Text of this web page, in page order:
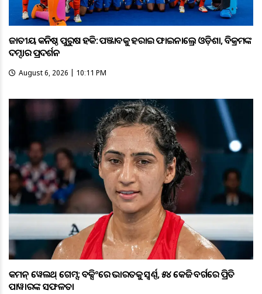
ଜାତୀୟ କନିଷ୍ଠ ପୁରୁଷ ହକି: ପଞ୍ଜାବକୁ ହରାଇ ଫାଇନାଲ୍ରେ ଓଡ଼ିଶା, ବିକ୍ରମଙ୍କ
ଦମ୍ଦାର ପ୍ରଦର୍ଶନ
August 6, 2026 | 10:11 PM
କମନ୍ ୱେଲଥ୍ ଗେମ୍ସ: ବକ୍ସିଂରେ ଭାରତକୁ ସ୍ବର୍ଣ୍ଣ, ୫୪ କେଜି ବର୍ଗରେ ପ୍ରିତି
ପାୱାରଙ୍କ ସଫଳତା